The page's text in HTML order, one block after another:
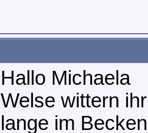
Hallo Michaela
Welse wittern
lange im